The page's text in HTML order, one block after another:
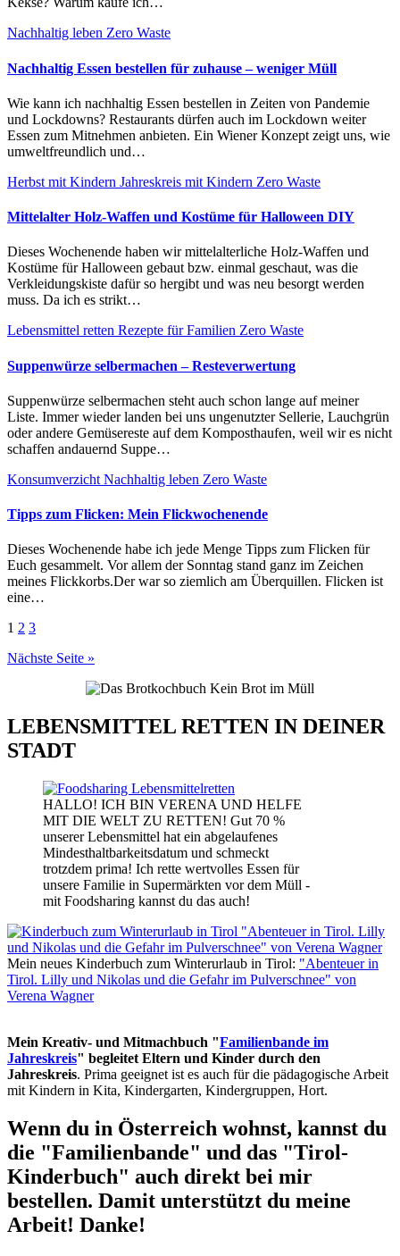
Nachhaltig leben Zero Waste
Nachhaltig Essen bestellen für zuhause – weniger Müll
Wie kann ich nachhaltig Essen bestellen in Zeiten von Pandemie
und Lockdowns? Restaurants dürfen auch im Lockdown weiter
Essen zum Mitnehmen anbieten. Ein Wiener Konzept zeigt uns, wie
umweltfreundlich und…
Herbst mit Kindern Jahreskreis mit Kindern Zero Waste
Mittelalter Holz-Waffen und Kostüme für Halloween DIY
Dieses Wochenende haben wir mittelalterliche Holz-Waffen und
Kostüme für Halloween gebaut bzw. einmal geschaut, was die
Verkleidungskiste dafür so hergibt und was neu besorgt werden
muss. Da ich es strikt…
Lebensmittel retten Rezepte für Familien Zero Waste
Suppenwürze selbermachen – Resteverwertung
Suppenwürze selbermachen steht auch schon lange auf meiner
Liste. Immer wieder landen bei uns ungenutzter Sellerie, Lauchgrün
oder andere Gemüsereste auf dem Komposthaufen, weil wir es nicht
schaffen andauernd Suppe…
Konsumverzicht Nachhaltig leben Zero Waste
Tipps zum Flicken: Mein Flickwochenende
Dieses Wochenende habe ich jede Menge Tipps zum Flicken für
Euch gesammelt. Vor allem der Sonntag stand ganz im Zeichen
meines Flickkorbs.Der war so ziemlich am Überquillen. Flicken ist
eine…
Seitennummerierung
der
1 2 3
Nächste Seite »
LEBENSMITTEL RETTEN IN DEINER
STADT
HALLO! ICH BIN VERENA UND HELFE
MIT DIE WELT ZU RETTEN! Gut 70 %
unserer Lebensmittel hat ein abgelaufenes
Mindesthaltbarkeitsdatum und schmeckt
trotzdem prima! Ich rette wertvolles Essen für
unsere Familie in Supermärkten vor dem Müll -
mit Foodsharing kannst du das auch!
Mein neues Kinderbuch zum Winterurlaub in Tirol: "Abenteuer in
Tirol. Lilly und Nikolas und die Gefahr im Pulverschnee" von
Verena Wagner
Mein Kreativ- und Mitmachbuch "Familienbande im
Jahreskreis" begleitet Eltern und Kinder durch den
Jahreskreis. Prima geeignet ist es auch für die pädagogische Arbeit
mit Kindern in Kita, Kindergarten, Kindergruppen, Hort.
Wenn du in Österreich wohnst, kannst du
die "Familienbande" und das "Tirol-
Kinderbuch" auch direkt bei mir
bestellen. Damit unterstützt du meine
Arbeit! Danke!